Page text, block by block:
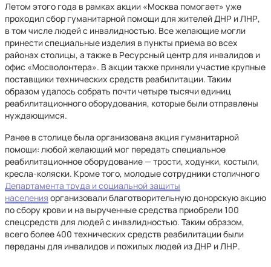
Летом этого года в рамках акции «Москва помогает» уже
проходил сбор гуманитарной помощи для жителей ДНР и ЛНР,
в том числе людей с инвалидностью. Все желающие могли
принести специальные изделия в пункты приема во всех
районах столицы, а также в Ресурсный центр для инвалидов и
офис «Мосволонтера». В акции также приняли участие крупные
поставщики технических средств реабилитации. Таким
образом удалось собрать почти четыре тысячи единиц
реабилитационного оборудования, которые были отправлены
нуждающимся.
Ранее в столице была организована акция гуманитарной
помощи: любой желающий мог передать специальное
реабилитационное оборудование — трости, ходунки, костыли,
кресла-коляски. Кроме того, молодые сотрудники столичного
Департамента труда и социальной защиты
населения организовали благотворительную донорскую акцию
по сбору крови и на вырученные средства приобрели 100
спецсредств для людей с инвалидностью. Таким образом,
всего более 400 технических средств реабилитации были
переданы для инвалидов и пожилых людей из ДНР и ЛНР.